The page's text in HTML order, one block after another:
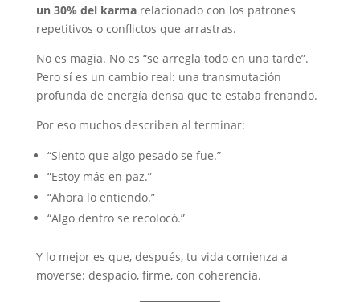
un 30% del karmarelacionado con los patrones
repetitivos o conflictos que arrastras.
No es magia. No es “se arregla todo en una tarde”.
Pero sí es un cambio real: una transmutación
profunda de energía densa que te estaba frenando.
Por eso muchos describen al terminar:
“Siento que algo pesado se fue.”
“Estoy más en paz.”
“Ahora lo entiendo.”
“Algo dentro se recolocó.”
Y lo mejor es que, después, tu vida comienza a
moverse: despacio, firme, con coherencia.